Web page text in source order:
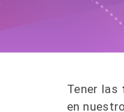
Tener las
en